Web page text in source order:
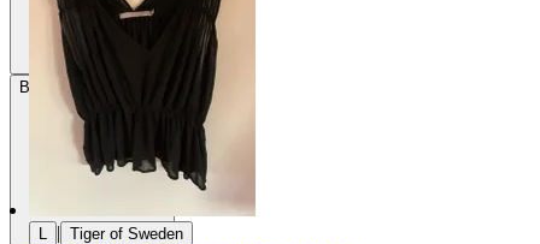
Betalning
| Tiger of Sweden